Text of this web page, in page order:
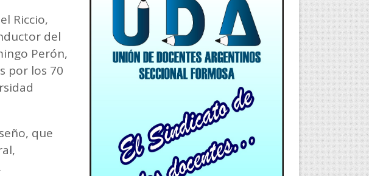
Riccio,
del
Perón,
por los 70
que